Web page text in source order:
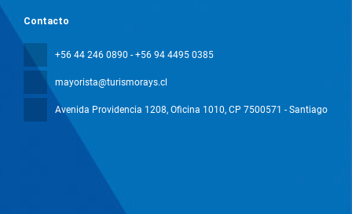
Contacto
+56 44 246 0890 - +56 94 4495 0385
mayorista@turismorays.cl
Avenida Providencia 1208, Oficina 1010, CP 7500571 - Santiago